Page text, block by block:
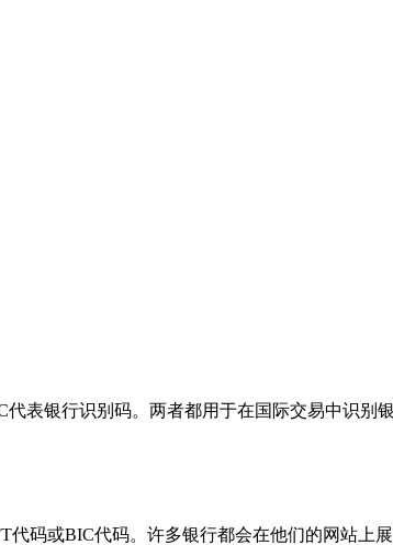
表银行识别码。两者都用于在国际交易中识别银
码或BIC代码。许多银行都会在他们的网站上